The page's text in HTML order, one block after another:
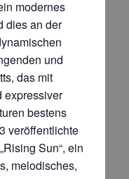
modernes
dies an der
und
das mit
expressiver
bestens
veröffentlichte
Sun“, ein
melodisches,